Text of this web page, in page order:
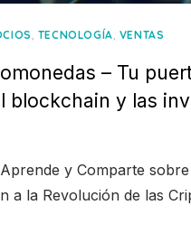
, TECNOLOGÍA, VENTAS
– Tu
blockchain y las
y Comparte sobre
a la Revolución de las